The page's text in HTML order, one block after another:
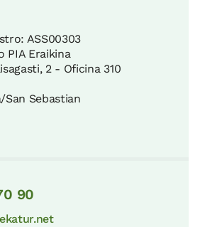
ASS00303
PIA Eraikina
2 - Oficina 310
San Sebastian
90